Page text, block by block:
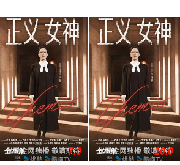
全25集 7.0 全25集 10.0